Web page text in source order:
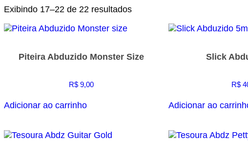
Exibindo 17–22 de 22 resultados
Piteira Abduzido Monster Size
R$ 9,00
Adicionar ao carrinho
Slick
R$
Adicionar ao